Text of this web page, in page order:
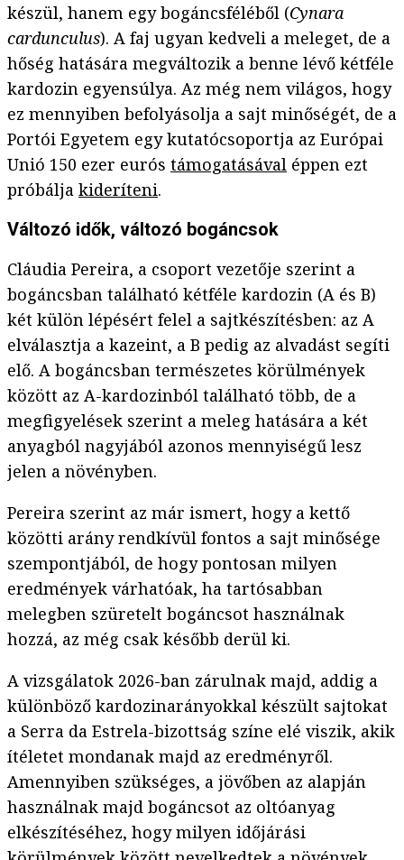
készül, hanem egy bogáncsféléből (Cynara
cardunculus). A faj ugyan kedveli a meleget, de a
hőség hatására megváltozik a benne lévő kétféle
kardozin egyensúlya. Az még nem világos, hogy
ez mennyiben befolyásolja a sajt minőségét, de a
Portói Egyetem egy kutatócsoportja az Európai
Unió 150 ezer eurós támogatásával éppen ezt
próbálja kideríteni.
Változó idők, változó bogáncsok
Cláudia Pereira, a csoport vezetője szerint a
bogáncsban található kétféle kardozin (A és B)
két külön lépésért felel a sajtkészítésben: az A
elválasztja a kazeint, a B pedig az alvadást segíti
elő. A bogáncsban természetes körülmények
között az A-kardozinból található több, de a
megfigyelések szerint a meleg hatására a két
anyagból nagyjából azonos mennyiségű lesz
jelen a növényben.
Pereira szerint az már ismert, hogy a kettő
közötti arány rendkívül fontos a sajt minősége
szempontjából, de hogy pontosan milyen
eredmények várhatóak, ha tartósabban
melegben szüretelt bogáncsot használnak
hozzá, az még csak később derül ki.
A vizsgálatok 2026-ban zárulnak majd, addig a
különböző kardozinarányokkal készült sajtokat
a Serra da Estrela-bizottság színe elé viszik, akik
ítéletet mondanak majd az eredményről.
Amennyiben szükséges, a jövőben az alapján
használnak majd bogáncsot az oltóanyag
elkészítéséhez, hogy milyen időjárási